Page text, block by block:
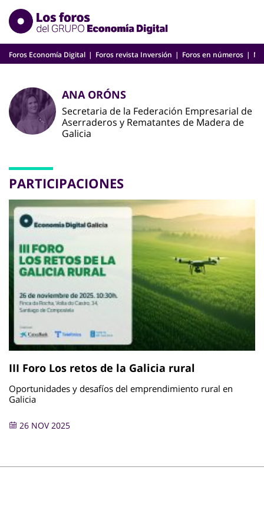
Skip
content
Foros Economía Digital Foros revista Inversión Foros en números
ANA ORÓNS
Secretaria de la Federación Empresarial de
Aserraderos y Rematantes de Madera de
Galicia
PARTICIPACIONES
III Foro Los retos de la Galicia rural
Oportunidades y desafíos del emprendimiento rural en
Galicia
26 NOV 2025